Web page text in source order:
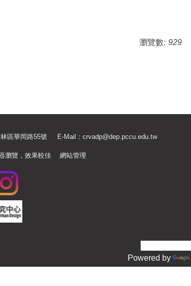
瀏覽數: 929
林區華岡路55號 E-Mail： crvadp@dep.pccu.edu.tw
瀏覽，效果較佳 網站管理
Powered by